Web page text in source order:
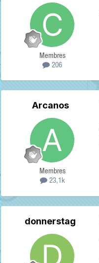
Membres
206
Arcanos
Membres
23,1k
donnerstag